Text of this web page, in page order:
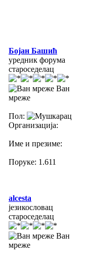
Бојан Башић
уредник форума
староседелац
Ван
мреже
Пол:
Организација:
Име и презиме:
Поруке: 1.611
alcesta
језикословац
староседелац
Ван
мреже